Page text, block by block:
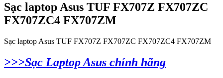
Sạc laptop Asus TUF FX707Z FX707ZC
FX707ZC4 FX707ZM
Sạc laptop Asus TUF FX707Z FX707ZC FX707ZC4 FX707ZM
>>>Sạc Laptop Asus chính hãng